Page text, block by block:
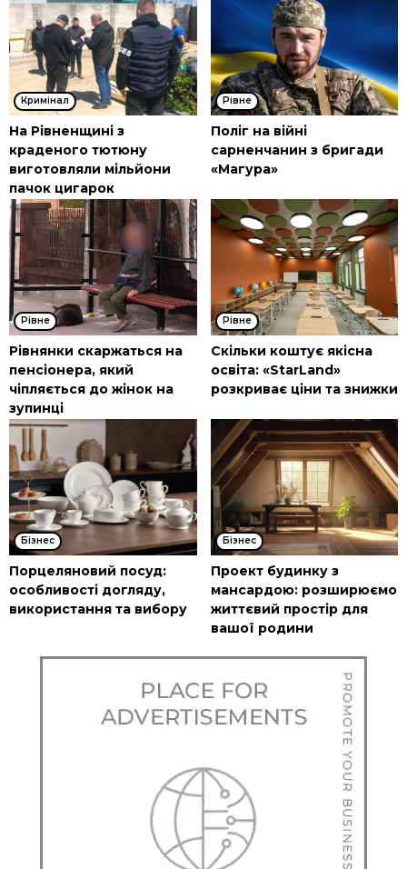
Кримінал
На Рівненщині з
краденого тютюну
виготовляли мільйони
пачок цигарок
Рівне
Поліг на війні
сарненчанин з бригади
«Магура»
Рівне
Рівнянки скаржаться на
пенсіонера, який
чіпляється до жінок на
зупинці
Рівне
Скільки коштує якісна
освіта: «StarLand»
розкриває ціни та знижки
Бізнес
Порцеляновий посуд:
особливості догляду,
використання та вибору
Бізнес
Проект будинку з
мансардою: розширюємо
життєвий простір для
вашої родини